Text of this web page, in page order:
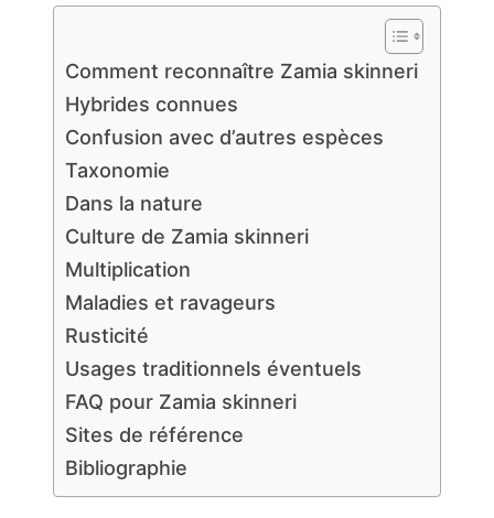
Comment reconnaître Zamia skinneri
Hybrides connues
Confusion avec d’autres espèces
Taxonomie
Dans la nature
Culture de Zamia skinneri
Multiplication
Maladies et ravageurs
Rusticité
Usages traditionnels éventuels
FAQ pour Zamia skinneri
Sites de référence
Bibliographie